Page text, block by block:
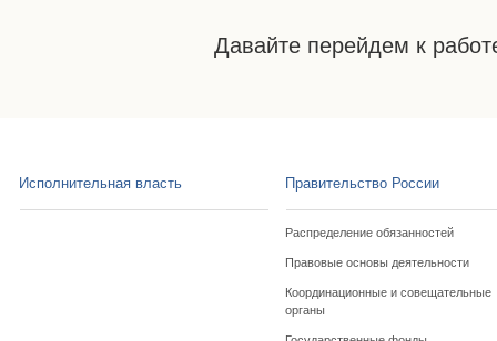
Давайте перейдем к
Исполнительная власть Правительство России
Распределение обязанностей
Правовые основы деятельности
Координационные и совещательные
органы